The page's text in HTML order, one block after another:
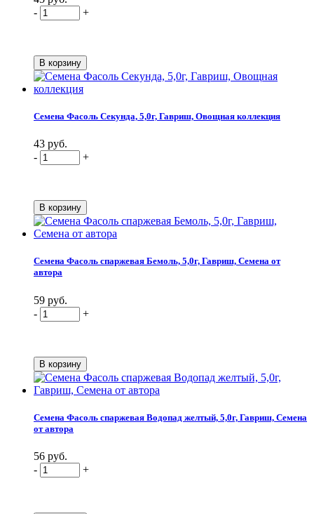
-
+
Семена Фасоль Секунда, 5,0г, Гавриш, Овощная коллекция
43 руб.
-
+
Семена Фасоль спаржевая Бемоль, 5,0г, Гавриш, Семена от
автора
59 руб.
-
+
Семена Фасоль спаржевая Водопад желтый, 5,0г, Гавриш, Семена
от автора
56 руб.
-
+